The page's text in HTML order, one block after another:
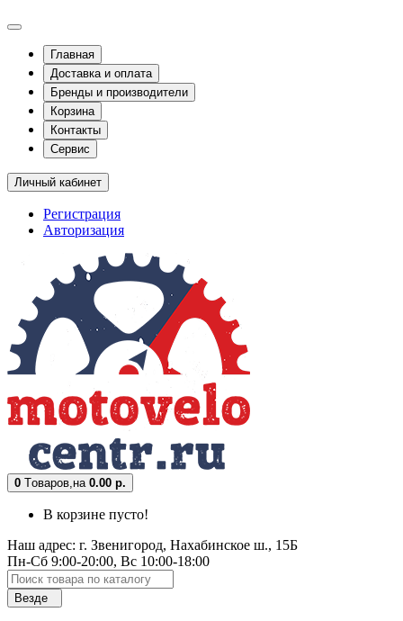
Главная
Доставка и оплата
Бренды и производители
Корзина
Контакты
Сервис
Личный кабинет
Регистрация
Авторизация
0 Tоваров,на 0.00 р.
В корзине пусто!
Наш адрес: г. Звенигород, Нахабинское ш., 15Б
Пн-Сб 9:00-20:00, Вс 10:00-18:00
Везде